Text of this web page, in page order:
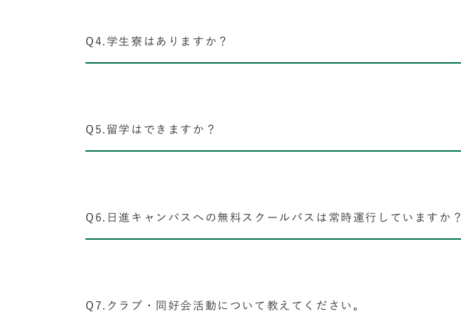
Q4.学生寮はありますか？
Q5.留学はできますか？
Q6.日進キャンパスへの無料スクールバスは常時運行していますか？
Q7.クラブ・同好会活動について教えてください。